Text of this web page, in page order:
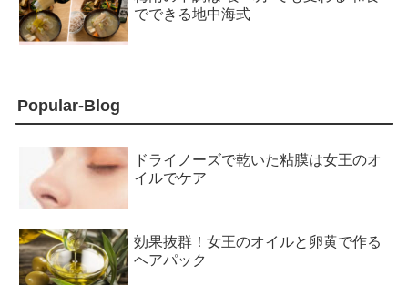
でできる地中海式
Popular-Blog
ドライノーズで乾いた粘膜は女王のオ
イルでケア
効果抜群！女王のオイルと卵黄で作る
ヘアパック